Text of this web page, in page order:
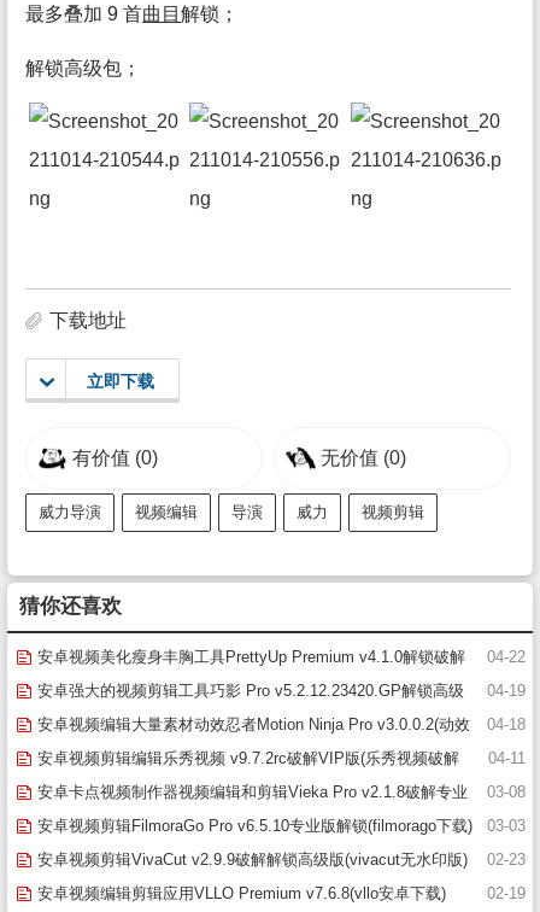
最多叠加 9 首曲目 解锁；
解锁高级包；
下载地址
立即下载
有价值 (0) 无价值 (0)
威力导演 视频编辑 导演 威力 视频剪辑
猜你还喜欢
04-22
安卓视频美化瘦身丰胸工具PrettyUp Premium v4.1.0解锁破解
高级版(prettyup视频美化瘦身软件)
04-19
安卓强大的视频剪辑工具巧影 Pro v5.2.12.23420.GP解锁高级
版(巧影破解版下载)
04-18
安卓视频编辑大量素材动效忍者Motion Ninja Pro v3.0.0.2(动效
忍者motionninja最新破解版)
04-11
安卓视频剪辑编辑乐秀视频 v9.7.2rc破解VIP版(乐秀视频破解
版)
03-08
安卓卡点视频制作器视频编辑和剪辑Vieka Pro v2.1.8破解专业
版(vieka app)
03-03
安卓视频剪辑FilmoraGo Pro v6.5.10专业版解锁(filmorago下载)
02-23
安卓视频剪辑VivaCut v2.9.9破解解锁高级版(vivacut无水印版)
02-19
安卓视频编辑剪辑应用VLLO Premium v7.6.8(vllo安卓下载)